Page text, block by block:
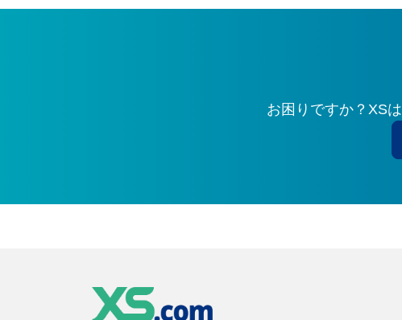
お困りですか？XS